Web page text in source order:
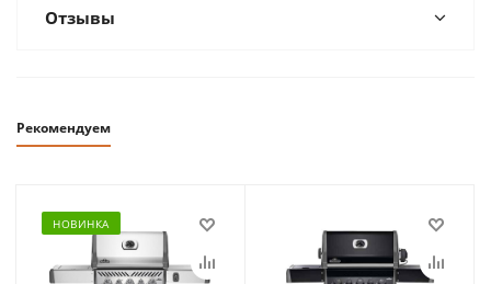
Отзывы
Рекомендуем
НОВИНКА